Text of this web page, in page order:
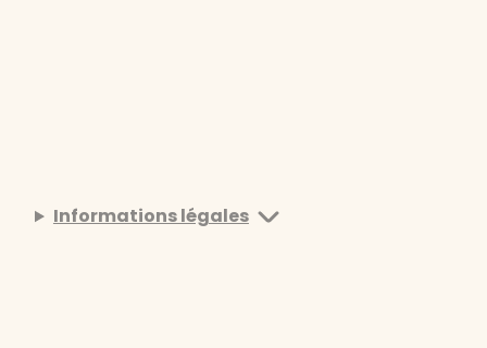
Informations légales